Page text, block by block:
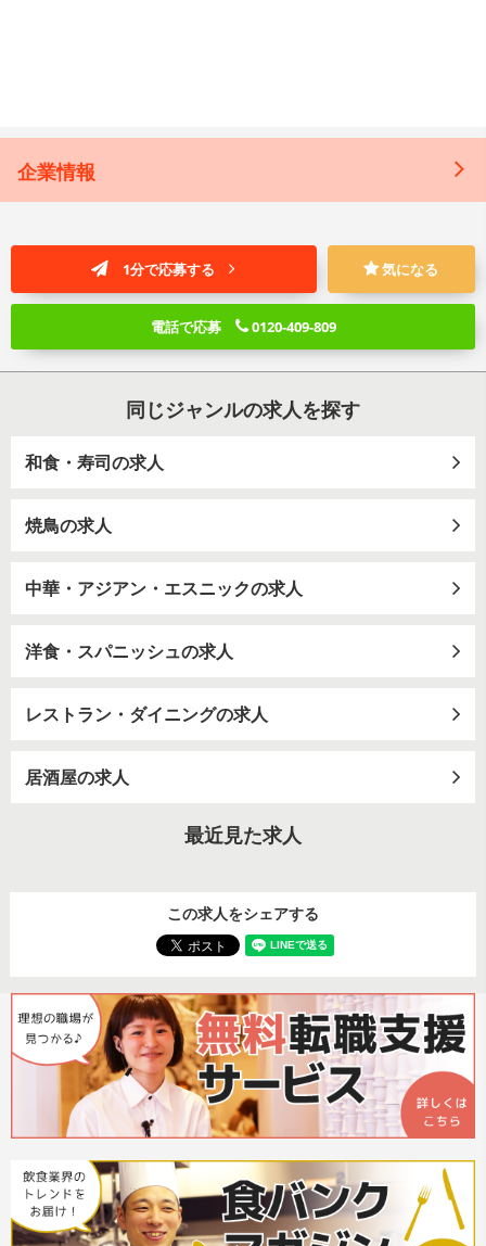
企業情報
1分で応募する 気になる
電話で応募 0120-409-809
同じジャンルの求人を探す
和食・寿司の求人
焼鳥の求人
中華・アジアン・エスニックの求人
洋食・スパニッシュの求人
レストラン・ダイニングの求人
居酒屋の求人
最近見た求人
この求人をシェアする